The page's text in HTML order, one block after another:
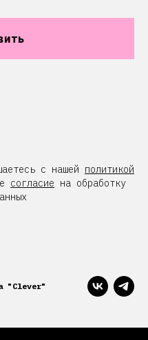
с нашей политикой
согласие на обработку
"Clever"